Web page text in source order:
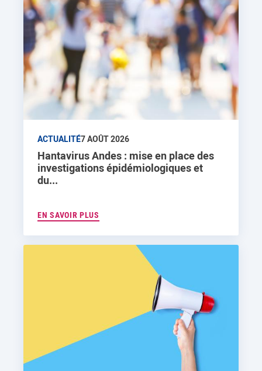
ACTUALITÉ7 AOÛT 2026
Hantavirus Andes : mise en place des
investigations épidémiologiques et
du...
EN SAVOIR PLUS